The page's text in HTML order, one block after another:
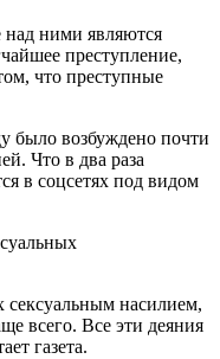
над ними являются
преступление,
что преступные
было возбуждено почти
Что в два раза
в соцсетях под видом
сексуальным насилием,
всего. Все эти деяния
газета.